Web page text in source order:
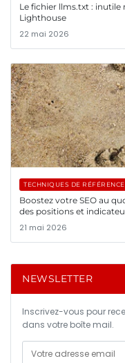
Le fichier llms.txt :
Lighthouse
22 mai 2026
TECHNIQUES DE
Boostez votre SEO au
des positions et
21 mai 2026
NEWSLETTER
Inscrivez-vous pour
dans votre boîte mail.